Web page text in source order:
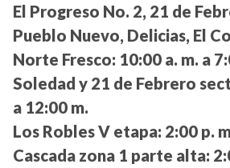
El Progreso No. 2, 21 de
Pueblo Nuevo, Delicias, El
Norte Fresco: 10:00 a. m. a
Soledad y 21 de Febrero
a 12:00 m.
Los Robles V etapa: 2:00 p.
Cascada zona 1 parte alta: